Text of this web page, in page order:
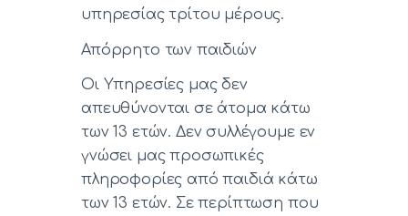
υπηρεσίας τρίτου μέρους.
Απόρρητο των παιδιών
Οι Υπηρεσίες μας δεν
απευθύνονται σε άτομα κάτω
των 13 ετών. Δεν συλλέγουμε εν
γνώσει μας προσωπικές
πληροφορίες από παιδιά κάτω
των 13 ετών. Σε περίπτωση που